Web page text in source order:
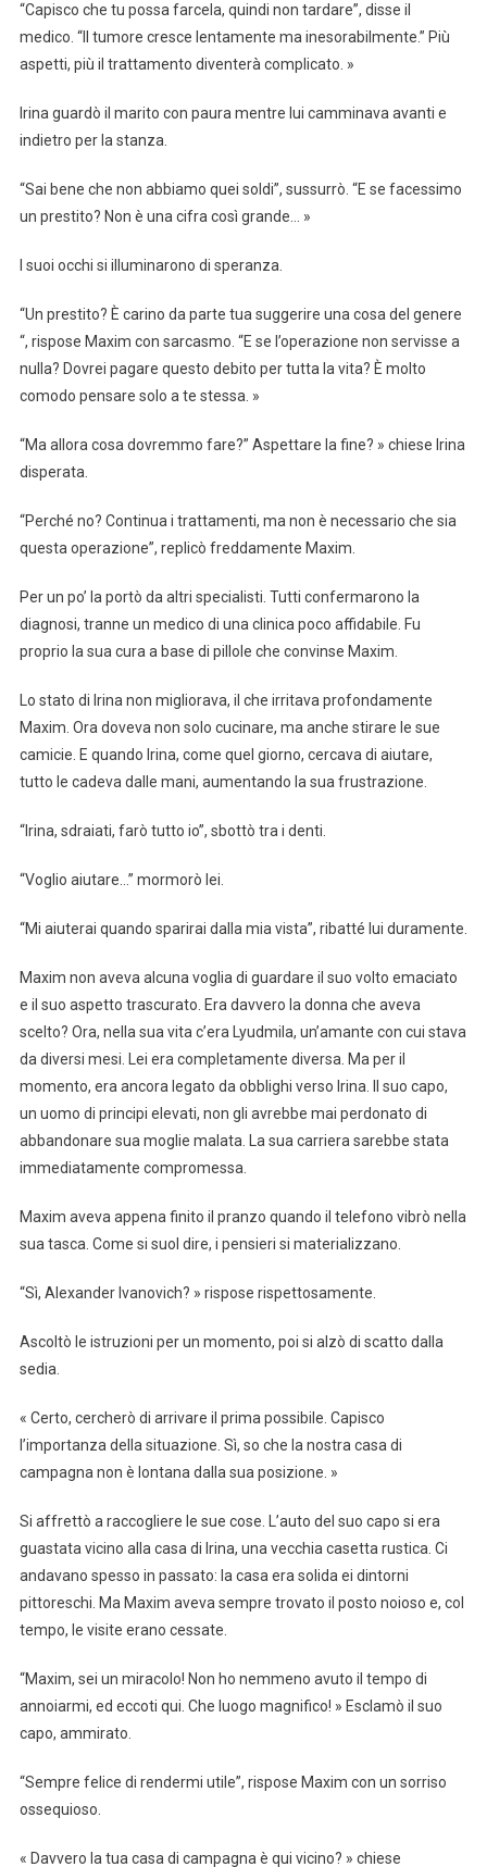
“Capisco che tu possa farcela, quindi non tardare”, disse il
medico. “Il tumore cresce lentamente ma inesorabilmente.” Più
aspetti, più il trattamento diventerà complicato. »
Irina guardò il marito con paura mentre lui camminava avanti e
indietro per la stanza.
“Sai bene che non abbiamo quei soldi”, sussurrò. “E se facessimo
un prestito? Non è una cifra così grande… »
I suoi occhi si illuminarono di speranza.
“Un prestito? È carino da parte tua suggerire una cosa del genere
“, rispose Maxim con sarcasmo. “E se l’operazione non servisse a
nulla? Dovrei pagare questo debito per tutta la vita? È molto
comodo pensare solo a te stessa. »
“Ma allora cosa dovremmo fare?” Aspettare la fine? » chiese Irina
disperata.
“Perché no? Continua i trattamenti, ma non è necessario che sia
questa operazione”, replicò freddamente Maxim.
Per un po’ la portò da altri specialisti. Tutti confermarono la
diagnosi, tranne un medico di una clinica poco affidabile. Fu
proprio la sua cura a base di pillole che convinse Maxim.
Lo stato di Irina non migliorava, il che irritava profondamente
Maxim. Ora doveva non solo cucinare, ma anche stirare le sue
camicie. E quando Irina, come quel giorno, cercava di aiutare,
tutto le cadeva dalle mani, aumentando la sua frustrazione.
“Irina, sdraiati, farò tutto io”, sbottò tra i denti.
“Voglio aiutare…” mormorò lei.
“Mi aiuterai quando sparirai dalla mia vista”, ribatté lui duramente.
Maxim non aveva alcuna voglia di guardare il suo volto emaciato
e il suo aspetto trascurato. Era davvero la donna che aveva
scelto? Ora, nella sua vita c’era Lyudmila, un’amante con cui stava
da diversi mesi. Lei era completamente diversa. Ma per il
momento, era ancora legato da obblighi verso Irina. Il suo capo,
un uomo di principi elevati, non gli avrebbe mai perdonato di
abbandonare sua moglie malata. La sua carriera sarebbe stata
immediatamente compromessa.
Maxim aveva appena finito il pranzo quando il telefono vibrò nella
sua tasca. Come si suol dire, i pensieri si materializzano.
“Sì, Alexander Ivanovich? » rispose rispettosamente.
Ascoltò le istruzioni per un momento, poi si alzò di scatto dalla
sedia.
« Certo, cercherò di arrivare il prima possibile. Capisco
l’importanza della situazione. Sì, so che la nostra casa di
campagna non è lontana dalla sua posizione. »
Si affrettò a raccogliere le sue cose. L’auto del suo capo si era
guastata vicino alla casa di Irina, una vecchia casetta rustica. Ci
andavano spesso in passato: la casa era solida ei dintorni
pittoreschi. Ma Maxim aveva sempre trovato il posto noioso e, col
tempo, le visite erano cessate.
“Maxim, sei un miracolo! Non ho nemmeno avuto il tempo di
annoiarmi, ed eccoti qui. Che luogo magnifico! » Esclamò il suo
capo, ammirato.
“Sempre felice di rendermi utile”, rispose Maxim con un sorriso
ossequioso.
« Davvero la tua casa di campagna è qui vicino? » chiese